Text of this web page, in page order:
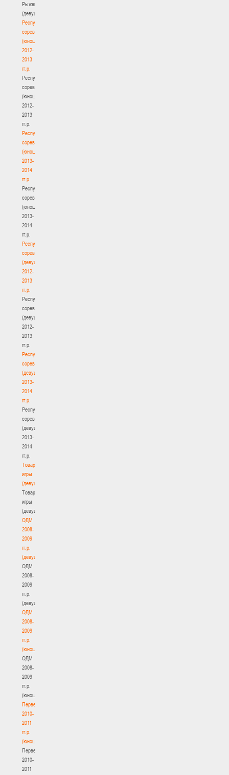
Рыженкова
(девушки)
Республиканские
соревнования
(юноши)
2012-
2013
гг.р.
Республиканские
соревнования
(юноши)
2012-
2013
гг.р.
Республиканские
соревнования
(юноши)
2013-
2014
гг.р.
Республиканские
соревнования
(юноши)
2013-
2014
гг.р.
Республиканские
соревнования
(девушки)
2012-
2013
гг.р.
Республиканские
соревнования
(девушки)
2012-
2013
гг.р.
Республиканские
соревнования
(девушки)
2013-
2014
гг.р.
Республиканские
соревнования
(девушки)
2013-
2014
гг.р.
Товарищеские
игры
(девушки)
Товарищеские
игры
(девушки)
ОДМ
2008-
2009
гг.р.
(девушки)
ОДМ
2008-
2009
гг.р.
(девушки)
ОДМ
2008-
2009
гг.р.
(юноши)
ОДМ
2008-
2009
гг.р.
(юноши)
Первенство
2010-
2011
гг.р.
(юноши)
Первенство
2010-
2011